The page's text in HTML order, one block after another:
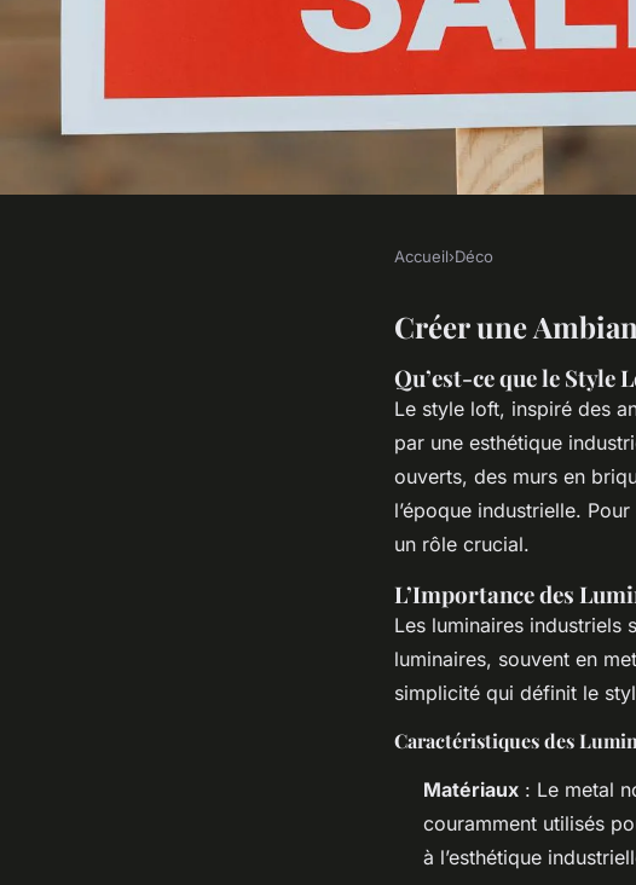
Luminaire industriel :
Accueil›Déco
Créer une
Qu’est-ce que le Style
Le style loft, inspiré des
par une esthétique
ouverts, des murs en
l’époque industrielle.
un rôle crucial.
L’Importance des
Les luminaires industriels
luminaires, souvent en
simplicité qui définit le
Caractéristiques des
Matériaux : Le metal
couramment utilisés
à l’esthétique